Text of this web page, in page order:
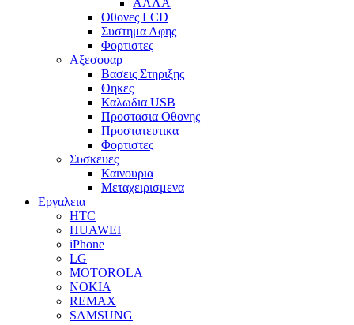
Οθονες LCD
Συστημα Αφης
Φορτιστες
Αξεσουαρ
Βασεις Στηριξης
Θηκες
Καλωδια USB
Προστασια Οθονης
Προστατευτικα
Φορτιστες
Συσκευες
Καινουρια
Μεταχειρισμενα
Εργαλεια
HTC
HUAWEI
iPhone
LG
MOTOROLA
NOKIA
REMAX
SAMSUNG